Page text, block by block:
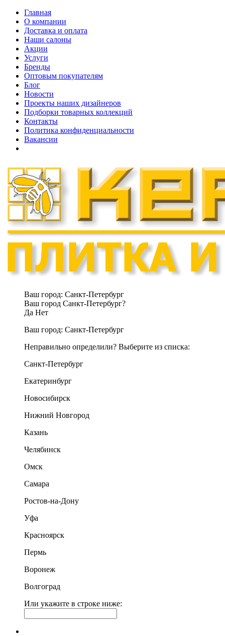
Главная
О компании
Доставка и оплата
Наши cалоны
Акции
Услуги
Бренды
Оптовым покупателям
Блог
Новости
Проекты наших дизайнеров
Подборки товарных коллекций
Контакты
Политика конфиденциальности
Вакансии
Ваш город: Санкт-Петербург
Ваш город Санкт-Петербург?
Да Нет
Ваш город: Санкт-Петербург
Неправильно определили? Выберите из списка:
Санкт-Петербург
Екатеринбург
Новосибирск
Нижний Новгород
Казань
Челябинск
Омск
Самара
Ростов-на-Дону
Уфа
Красноярск
Пермь
Воронеж
Волгоград
Или укажите в строке ниже: